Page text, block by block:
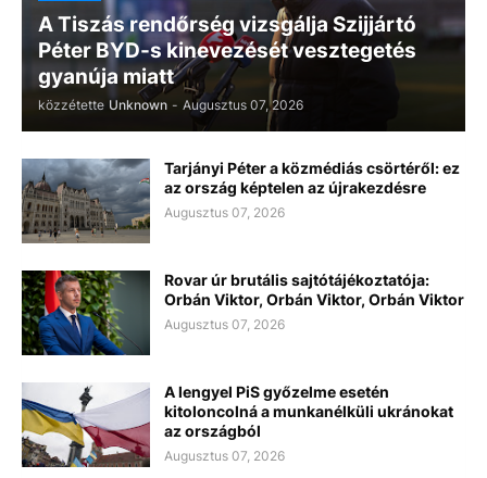
A Tiszás rendőrség vizsgálja Szijjártó
Péter BYD-s kinevezését vesztegetés
gyanúja miatt
közzétette Unknown - Augusztus 07, 2026
Tarjányi Péter a közmédiás csörtéről: ez
az ország képtelen az újrakezdésre
Augusztus 07, 2026
Rovar úr brutális sajtótájékoztatója:
Orbán Viktor, Orbán Viktor, Orbán Viktor
Augusztus 07, 2026
A lengyel PiS győzelme esetén
kitoloncolná a munkanélküli ukránokat
az országból
Augusztus 07, 2026